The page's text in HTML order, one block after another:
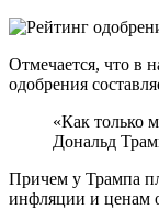
Отмечается, что в
одобрения
«Как только
Дональд
Причем у Трампа
инфляции и ценам